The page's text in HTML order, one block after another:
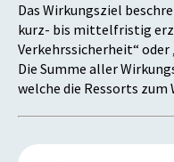
Das Wirkungsziel
kurz- bis mittelfristig
Verkehrssicherheit“ oder
Die Summe aller
welche die Ressorts zum